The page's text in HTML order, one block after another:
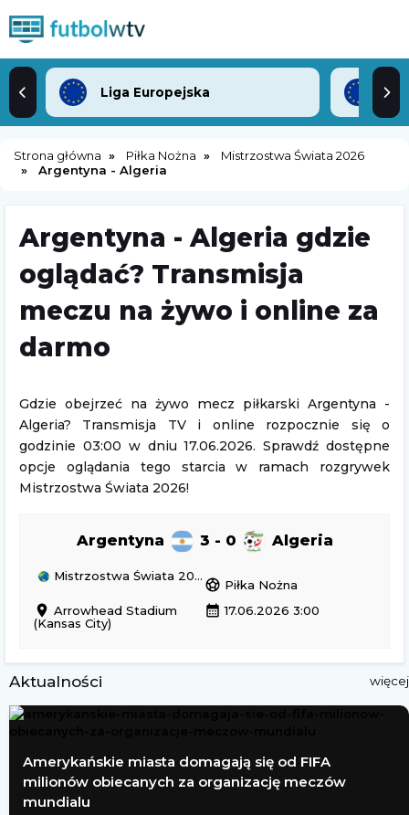
Liga Europejska
Strona główna Piłka Nożna
Mistrzostwa Świata 2026
Argentyna - Algeria
Argentyna - Algeria gdzie
oglądać? Transmisja
meczu na żywo i online za
darmo
Gdzie obejrzeć na żywo mecz piłkarski Argentyna -
Algeria? Transmisja TV i online rozpocznie się o
godzinie 03:00 w dniu 17.06.2026. Sprawdź dostępne
opcje oglądania tego starcia w ramach rozgrywek
Mistrzostwa Świata 2026!
Argentyna 3 - 0 Algeria
Mistrzostwa Świata 2026
sports_soccer Piłka Nożna
location_on Arrowhead Stadium
(Kansas City)
calendar_month 17.06.2026 3:00
Aktualności więcej
Amerykańskie miasta domagają się od FIFA
milionów obiecanych za organizację meczów
mundialu